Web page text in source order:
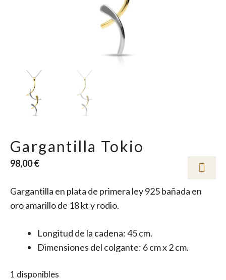
Gargantilla Tokio
98,00€
Gargantilla en plata de primera ley 925 bañada en
oro amarillo de 18 kt y rodio.
Longitud de la cadena: 45 cm.
Dimensiones del colgante: 6 cm x 2 cm.
1 disponibles